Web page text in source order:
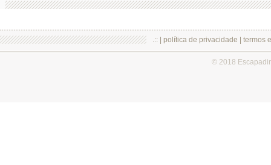
.:: | política de privacidade termos
© 2018